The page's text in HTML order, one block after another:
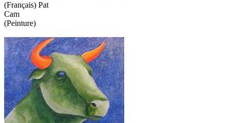
(Français) Pat
Cam
(Peinture)